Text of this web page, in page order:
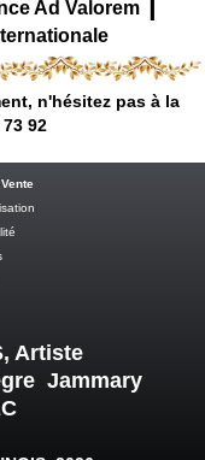
Ad Valorem
n'hésitez pas à la
92
Artiste
Jammary